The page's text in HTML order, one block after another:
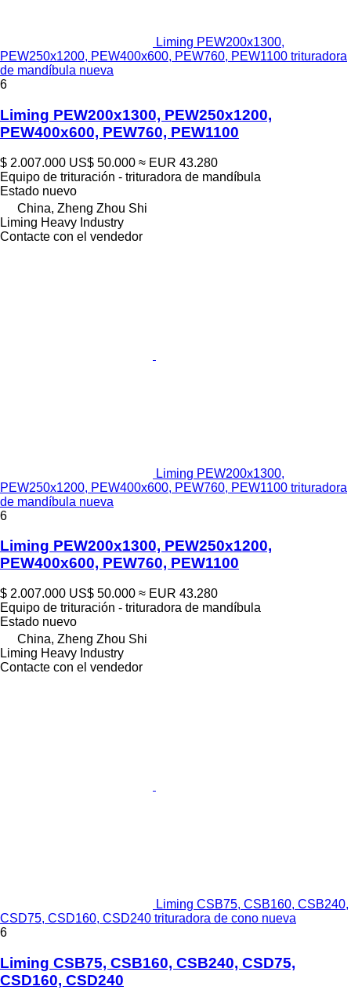
Liming PEW200x1300,
PEW250x1200, PEW400x600, PEW760, PEW1100 trituradora
de mandíbula nueva
6
Liming PEW200x1300, PEW250x1200,
PEW400x600, PEW760, PEW1100
$ 2.007.000 US$ 50.000 ≈ EUR 43.280
Equipo de trituración - trituradora de mandíbula
Estado nuevo
China, Zheng Zhou Shi
Liming Heavy Industry
Contacte con el vendedor
Liming PEW200x1300,
PEW250x1200, PEW400x600, PEW760, PEW1100 trituradora
de mandíbula nueva
6
Liming PEW200x1300, PEW250x1200,
PEW400x600, PEW760, PEW1100
$ 2.007.000 US$ 50.000 ≈ EUR 43.280
Equipo de trituración - trituradora de mandíbula
Estado nuevo
China, Zheng Zhou Shi
Liming Heavy Industry
Contacte con el vendedor
Liming CSB75, CSB160, CSB240,
CSD75, CSD160, CSD240 trituradora de cono nueva
6
Liming CSB75, CSB160, CSB240, CSD75,
CSD160, CSD240